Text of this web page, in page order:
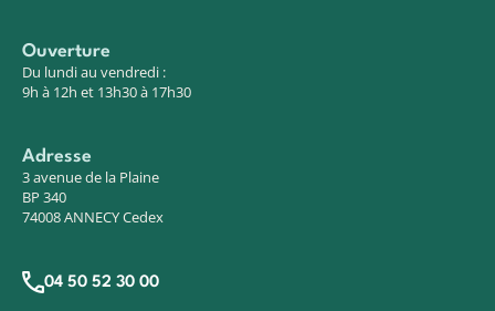
Ouverture
Du lundi au vendredi :
9h à 12h et 13h30 à 17h30
Adresse
3 avenue de la Plaine
BP 340
74008 ANNECY Cedex
04 50 52 30 00